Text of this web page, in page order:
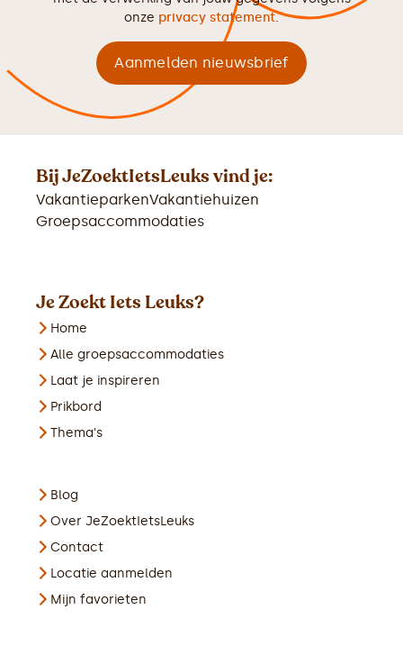
onze privacy statement.
Bij JeZoektIetsLeuks vind je:
VakantieparkenVakantiehuizen
Groepsaccommodaties
Je Zoekt Iets Leuks?
Home
Alle groepsaccommodaties
Laat je inspireren
Prikbord
Thema's
Blog
Over JeZoektIetsLeuks
Contact
Locatie aanmelden
Mijn favorieten